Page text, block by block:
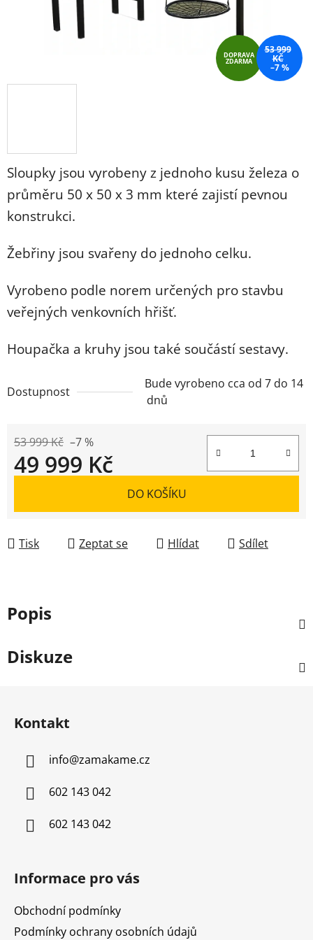
Sloupky jsou vyrobeny z jednoho kusu železa o
průměru 50 x 50 x 3 mm které zajistí pevnou
konstrukci.
Žebřiny jsou svařeny do jednoho celku.
Vyrobeno podle norem určených pro stavbu
veřejných venkovních hřišť.
Houpačka a kruhy jsou také součástí sestavy.
Dostupnost
Bude vyrobeno cca od 7 do 14
dnů
53 999 Kč –7 %
49 999 Kč
DO KOŠÍKU
Tisk Zeptat se Hlídat Sdílet
DOPRAVA
ZDARMA
53 999
KČ
–7 %
Popis
Diskuze
Kontakt
info@zamakame.cz
602 143 042
602 143 042
Informace pro vás
Obchodní podmínky
Podmínky ochrany osobních údajů